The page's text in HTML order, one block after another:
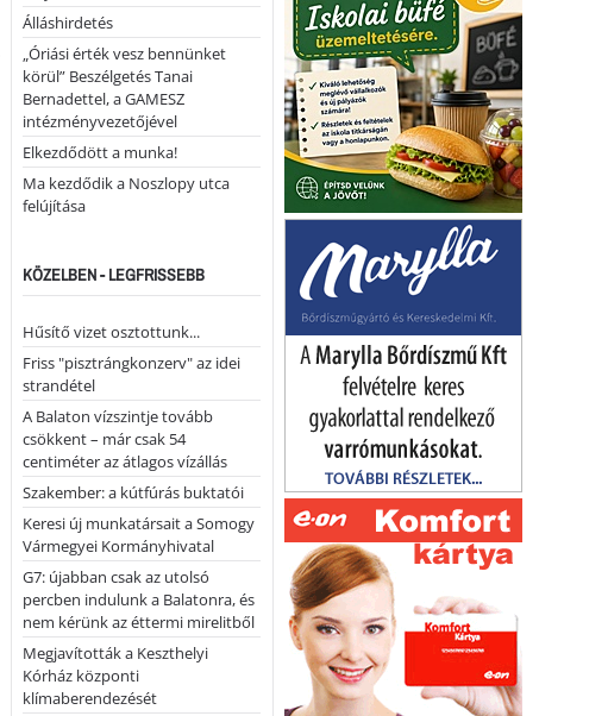
Álláshirdetés
„Óriási érték vesz bennünket
körül” Beszélgetés Tanai
Bernadettel, a GAMESZ
intézményvezetőjével
Elkezdődött a munka!
Ma kezdődik a Noszlopy utca
felújítása
KÖZELBEN - LEGFRISSEBB
Hűsítő vizet osztottunk...
Friss "pisztrángkonzerv" az idei
strandétel
A Balaton vízszintje tovább
csökkent – már csak 54
centiméter az átlagos vízállás
Szakember: a kútfúrás buktatói
Keresi új munkatársait a Somogy
Vármegyei Kormányhivatal
G7: újabban csak az utolsó
percben indulunk a Balatonra, és
nem kérünk az éttermi mirelitből
Megjavították a Keszthelyi
Kórház központi
klímaberendezését